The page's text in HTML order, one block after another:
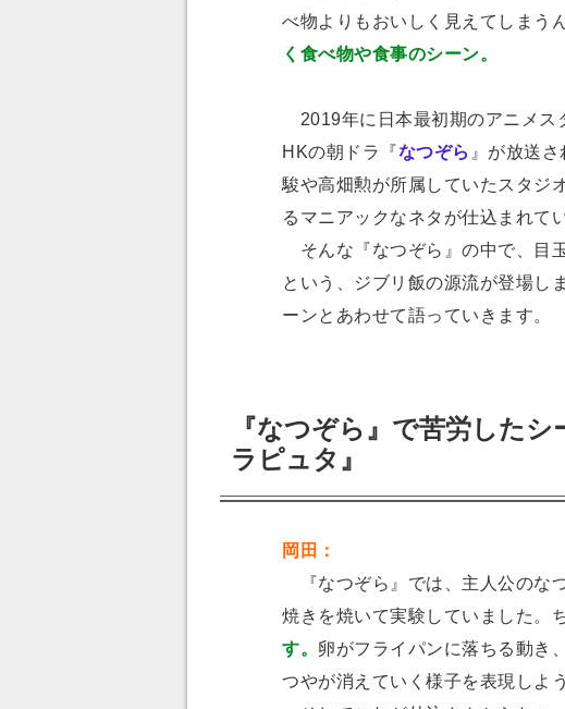
べ物よりもおいしく見えてしまう
く食べ物や食事のシーン。
2019年に日本最初期のアニメス
HKの朝ドラ『なつぞら 』が放送
駿や高畑勲が所属していたスタジ
るマニアックなネタが仕込まれて
そんな『なつぞら』の中で、目
という、ジブリ飯の源流が登場し
ーンとあわせて語っていきます。
『なつぞら』で苦労した
ラピュタ』
岡田：
『なつぞら』では、主人公のな
焼きを焼いて実験していました。
す。 卵がフライパンに落ちる動き
つやが消えていく様子を表現しよ